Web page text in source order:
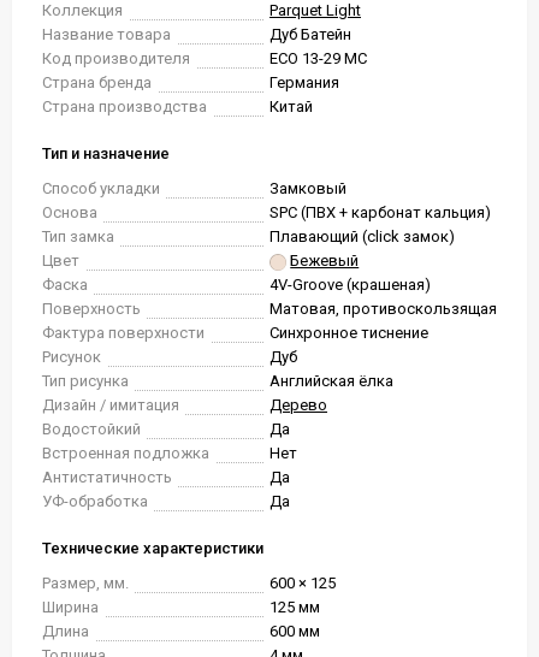
Коллекция
Parquet Light
Название товара
Дуб Батейн
Код производителя
ЕСО 13-29 MC
Страна бренда
Германия
Страна производства
Китай
Тип и назначение
Способ укладки
Замковый
Основа
SPC (ПВХ + карбонат кальция)
Тип замка
Плавающий (click замок)
Цвет
Бежевый
Фаска
4V-Groove (крашеная)
Поверхность
Матовая, противоскользящая
Фактура поверхности
Синхронное тиснение
Рисунок
Дуб
Тип рисунка
Английская ёлка
Дизайн / имитация
Дерево
Водостойкий
Да
Встроенная подложка
Нет
Антистатичность
Да
УФ-обработка
Да
Технические характеристики
Размер, мм.
600 × 125
Ширина
125 мм
Длина
600 мм